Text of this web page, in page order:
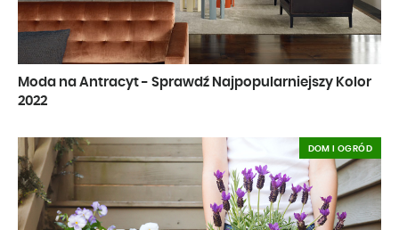
Moda na Antracyt - Sprawdź Najpopularniejszy Kolor
2022
DOM I OGRÓD